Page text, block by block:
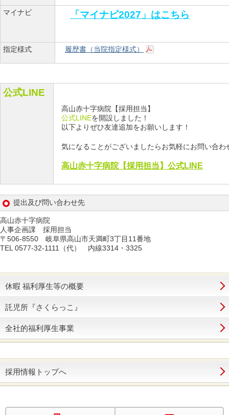
マイナビ 「マイナビ2027」はこちら
指定様式 履歴書（当院指定様式）
公式LINE
高山赤十字病院【採用担当】
公式LINEを開設しました！
以下よりぜひ友達追加をお願いします！
気になることがございましたらお気軽にお問い合わ
高山赤十字病院【採用担当】公式LINE
提出及び問い合わせ先
高山赤十字病院
人事企画課 採用担当
〒506-8550 岐阜県高山市天満町3丁目11番地
TEL 0577-32-1111（代） 内線3314・3325
休暇 福利厚生等の概要
託児所『さくらっこ』
全社的福利厚生事業
採用情報トップへ